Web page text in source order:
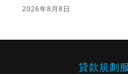
2026年8月8日
貸款規劃